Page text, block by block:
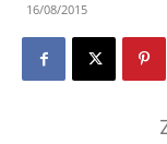
16/08/2015